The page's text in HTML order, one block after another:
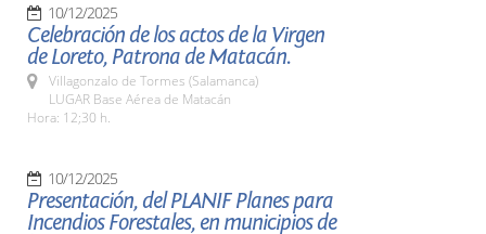
10/12/2025
Celebración de los actos de la Virgen
de Loreto, Patrona de Matacán.
Villagonzalo de Tormes (Salamanca)
LUGAR Base Aérea de Matacán
Hora: 12;30 h.
10/12/2025
Presentación, del PLANIF Planes para
Incendios Forestales, en municipios de